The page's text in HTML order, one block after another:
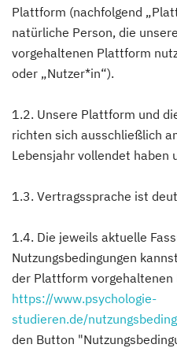
Plattform (nachfolgend
natürliche Person, die
vorgehaltenen Plattform
oder „Nutzer*in“).
1.2. Unsere Plattform und
richten sich ausschließlich
Lebensjahr vollendet haben
1.3. Vertragssprache ist
1.4. Die jeweils aktuelle
Nutzungsbedingungen
der Plattform vorgehaltenen
https://www.psychologie-
studieren.de/
den Button